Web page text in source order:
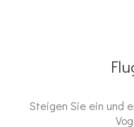
Steigen Sie ein und